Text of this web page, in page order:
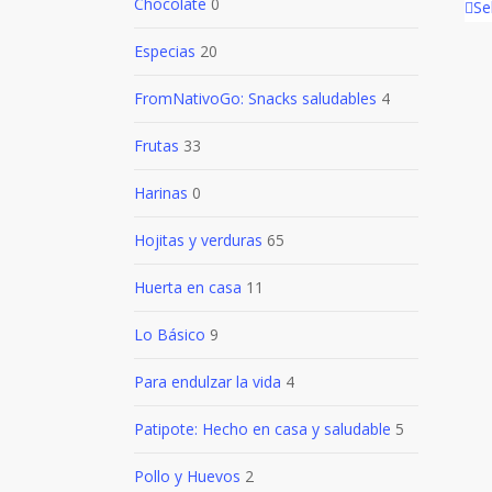
Especias 20
FromNativoGo: Snacks saludables 4
Frutas 33
Harinas 0
Hojitas y verduras 65
Huerta en casa 11
Lo Básico 9
Para endulzar la vida 4
Patipote: Hecho en casa y saludable 5
Pollo y Huevos 2